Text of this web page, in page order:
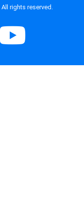
rights reserved.